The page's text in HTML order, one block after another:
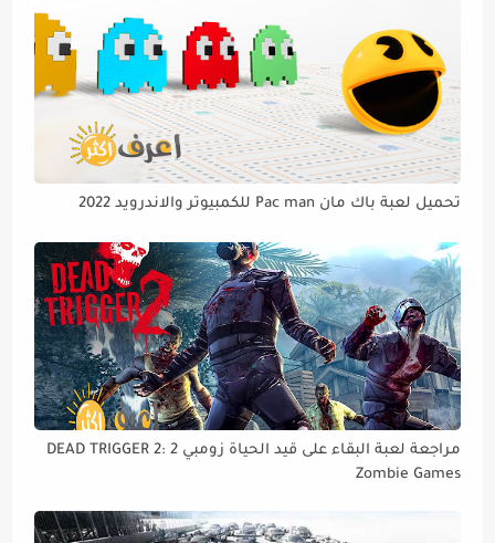
تحميل لعبة باك مان Pac man للكمبيوتر والاندرويد 2022
مراجعة لعبة البقاء على قيد الحياة زومبي 2 DEAD TRIGGER 2:
Zombie Games